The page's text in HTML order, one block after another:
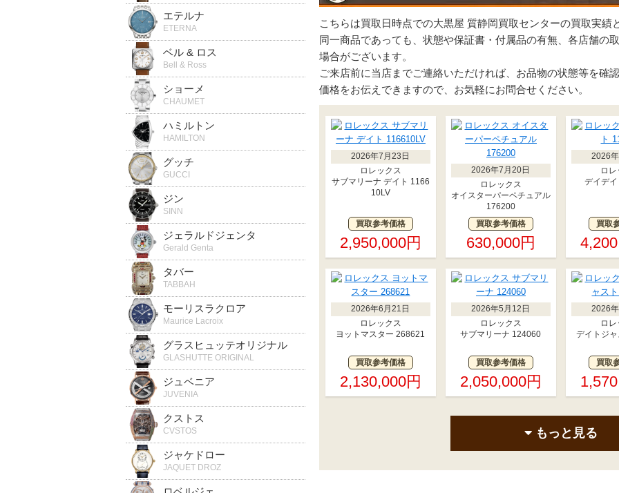
こちらは買取日時点での大黒屋 質静岡買取センターの買取実績
同一商品であっても、状態や保証書・付属品の有無、各店舗の
場合がございます。
ご来店前に当店までご連絡いただければ、お品物の状態等を確
価格をお伝えできますので、お気軽にお問合せください。
2026年7月23日
ロレックス
サブマリーナ デイト 1166
10LV
買取参考価格
2,950,000円
2026年7月20日
ロレックス
オイスターパーペチュアル
176200
買取参考価格
630,000円
2026
ロ
デイデ
買取
2026年6月21日
ロレックス
ヨットマスター 268621
買取参考価格
2,130,000円
2026年5月12日
ロレックス
サブマリーナ 124060
買取参考価格
2,050,000円
2026
ロ
デイトジ
買取
もっと見る
エテルナ
ETERNA
ベル & ロス
Bell & Ross
ショーメ
CHAUMET
ハミルトン
HAMILTON
グッチ
GUCCI
ジン
SINN
ジェラルドジェンタ
Gerald Genta
タバー
TABBAH
モーリスラクロア
Maurice Lacroix
グラスヒュッテオリジナル
GLASHUTTE ORIGINAL
ジュベニア
JUVENIA
クストス
CVSTOS
ジャケドロー
JAQUET DROZ